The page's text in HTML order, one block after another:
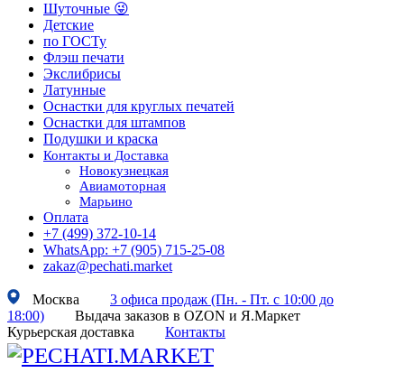
Шуточные 😜
Детские
по ГОСТу
Флэш печати
Экслибрисы
Латунные
Оснастки для круглых печатей
Оснастки для штампов
Подушки и краска
Контакты и Доставка
Новокузнецкая
Авиамоторная
Марьино
Оплата
+7 (499) 372-10-14
WhatsApp: +7 (905) 715-25-08
zakaz@pechati.market
Москва
3 офиса продаж (Пн. - Пт. с 10:00 до
18:00)
Выдача заказов в OZON и Я.Маркет
Курьерская доставка
Контакты